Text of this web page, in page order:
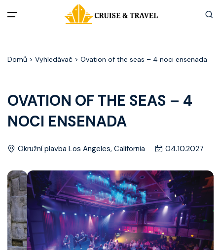
Akční nabídky
Destinace
Zážitky z plaveb
Užitečné informace
Často kladené otázky
Články
Kontakt
Domů > Vyhledávač > Ovation of the seas – 4 noci ensenada
OVATION OF THE SEAS – 4
NOCI ENSENADA
Okružní plavba Los Angeles, California 04.10.2027